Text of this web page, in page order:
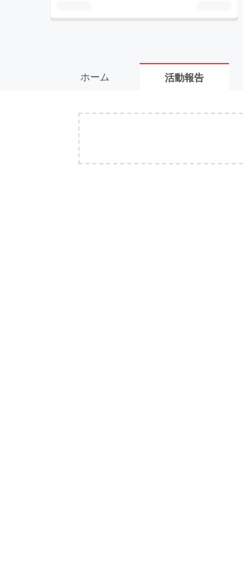
ホーム 活動報告